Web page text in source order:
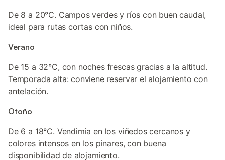
De 8 a 20°C. Campos verdes y ríos con buen caudal,
ideal para rutas cortas con niños.
Verano
De 15 a 32°C, con noches frescas gracias a la altitud.
Temporada alta: conviene reservar el alojamiento con
antelación.
Otoño
De 6 a 18°C. Vendimia en los viñedos cercanos y
colores intensos en los pinares, con buena
disponibilidad de alojamiento.